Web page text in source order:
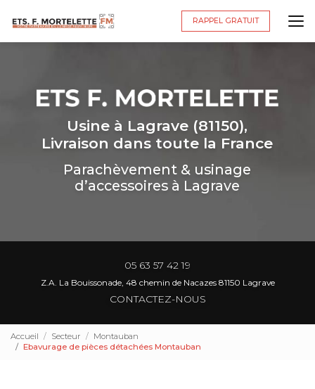
principal
RAPPEL GRATUIT
Usine à Lagrave (81150),
Livraison dans toute la France
Parachèvement & usinage
d’accessoires à Lagrave
05 63 57 42 19
Z.A. La Bouissonade, 48 chemin de Nacazes 81150 Lagrave
CONTACTEZ-NOUS
Accueil Secteur
Montauban
Ebavurage de pièces détachées Montauban